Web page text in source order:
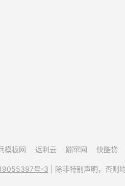
模板网 返利云 蹦窜网 快酷贷
号-3 | 除非特别声明，否则